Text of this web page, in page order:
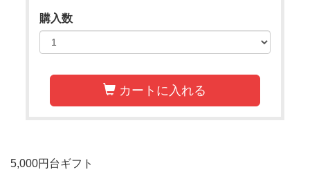
購入数
カートに入れる
5,000円台ギフト